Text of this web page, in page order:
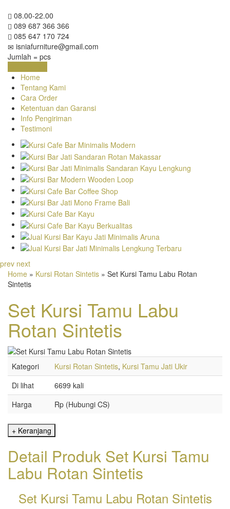
08.00-22.00
089 687 366 366
085 647 170 724
isniafurniture@gmail.com
Jumlah = pcs
Home
Tentang Kami
Cara Order
Ketentuan dan Garansi
Info Pengiriman
Testimoni
prev next
Home » Kursi Rotan Sintetis » Set Kursi Tamu Labu Rotan
Sintetis
Set Kursi Tamu Labu
Rotan Sintetis
Kategori Kursi Rotan Sintetis, Kursi Tamu Jati Ukir
Di lihat
6699 kali
Harga
Rp (Hubungi CS)
Detail Produk Set Kursi Tamu
Labu Rotan Sintetis
Set Kursi Tamu Labu Rotan Sintetis